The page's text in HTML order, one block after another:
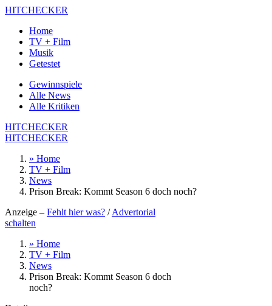
HITCHECKER
Home
TV + Film
Musik
Getestet
Gewinnspiele
Alle News
Alle Kritiken
HITCHECKER
HITCHECKER
» Home
TV + Film
News
Prison Break: Kommt Season 6 doch noch?
Anzeige – Fehlt hier was? /Advertorial
schalten
» Home
TV + Film
News
Prison Break: Kommt Season 6 doch
noch?